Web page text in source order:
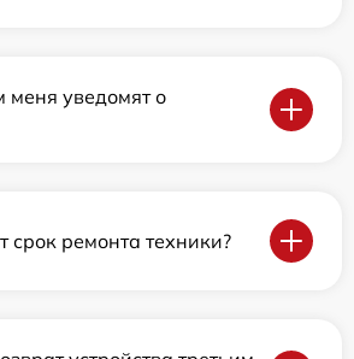
меня уведомят о
срок ремонта техники?